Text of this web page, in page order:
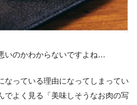
いのかわからないですよね…
なっている理由になってしまってい
でよく見る「美味しそうなお肉の写